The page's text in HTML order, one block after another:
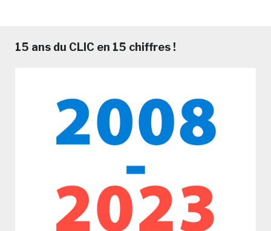
15 ans du CLIC en 15 chiffres !